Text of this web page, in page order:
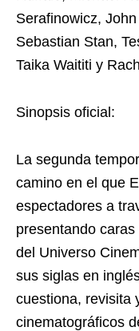
Serafinowicz,
Sebastian Stan,
Taika Waititi y
Sinopsis oficial:
La segunda
camino en el que
espectadores a
presentando
del Universo
sus siglas en
cuestiona, revisita
cinematográficos